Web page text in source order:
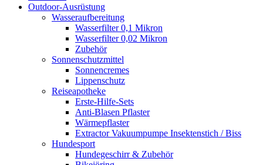
Outdoor-Ausrüstung
Wasseraufbereitung
Wasserfilter 0,1 Mikron
Wasserfilter 0,02 Mikron
Zubehör
Sonnenschutzmittel
Sonnencremes
Lippenschutz
Reiseapotheke
Erste-Hilfe-Sets
Anti-Blasen Pflaster
Wärmepflaster
Extractor Vakuumpumpe Insektenstich / Biss
Hundesport
Hundegeschirr & Zubehör